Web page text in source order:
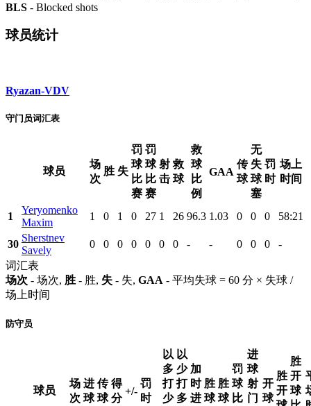
BLS - Blocked shots
球员统计
Ryazan-VDV
守门员词汇表
球员
场
次
胜 失
罚
球
比
赛
罚
球
比
赛
射
击
救
球
救
球
比
例
GAA
传
球
无
失
球
塞
罚
时
场上
时间
1
Yeryomenko
Maxim
1 0 1 0 27 1 26 96.3 1.03 0 0 0 58:21
30
Sherstnev
Savely
0 0 0 0 0 0 0 - - 0 0 0
-
词汇表
场次 - 场次, 胜 - 胜, 失 - 失, GAA - 平均失球 = 60 分 × 失球 /
场上时间
防守员
球员
场
次
进
球
传
球
得
分
+/-
罚
时
以
多
打
少
以
少
打
多
加
时
进
胜
球
胜
球
罚
球
比
进
球
射
门
开
球
胜
开
胜
开
球